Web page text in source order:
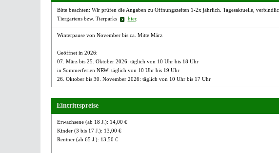
Bitte beachten: Wir prüfen die Angaben zu Öffnungszeiten 1-2x jährlich. Tagesaktuelle,
Tiergartens bzw. Tierparks
hier.
Winterpause von November bis ca. Mitte März
Geöffnet in 2026:
07. März bis 25. Oktober 2026: täglich von 10 Uhr bis 18 Uhr
in Sommerferien NRW: täglich von 10 Uhr bis 19 Uhr
26. Oktober bis 30. November 2026: täglich von 10 Uhr bis 17 Uhr
Eintrittspreise
Erwachsene (ab 18 J.): 14,00 €
Kinder (3 bis 17 J.): 13,00 €
Rentner (ab 65 J.): 13,50 €